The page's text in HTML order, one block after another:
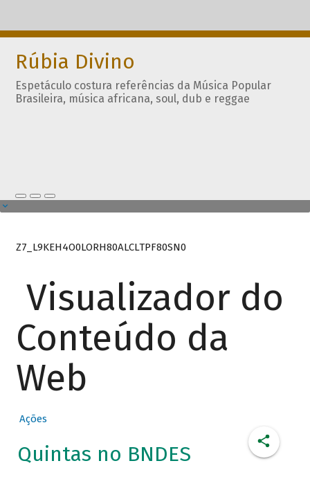
Rúbia Divino
Espetáculo costura referências da Música Popular
Brasileira, música africana, soul, dub e reggae
Z7_L9KEH4O0LORH80ALCLTPF80SN0
Visualizador do
Conteúdo da
Web
Ações
Quintas no BNDES